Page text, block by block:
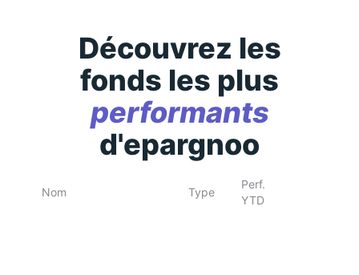
Découvrez les
fonds les plus
performants
d'epargnoo
Nom Type
Perf.
YTD